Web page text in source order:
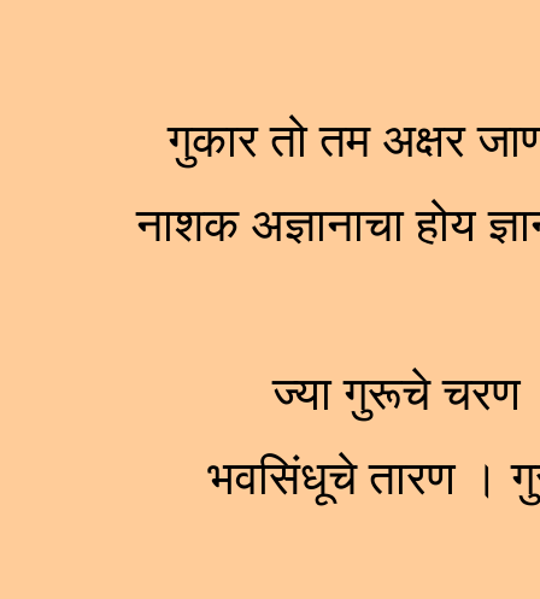
गुकार तो तम अक्षर
नाशक अज्ञानाचा होय
ज्या गुरूचे चरण
भवसिंधूचे तारण ।